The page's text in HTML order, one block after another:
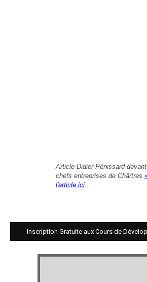
Article Didier Pénissard
chefs entreprises de Chârtres
l'article ici
Inscription Gratuite aux Cours de